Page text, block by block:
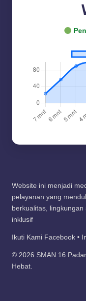
Website ini menjadi
pelayanan yang
berkualitas,
inklusif
Ikuti Kami Facebook •
© 2026 SMAN 16
Hebat.